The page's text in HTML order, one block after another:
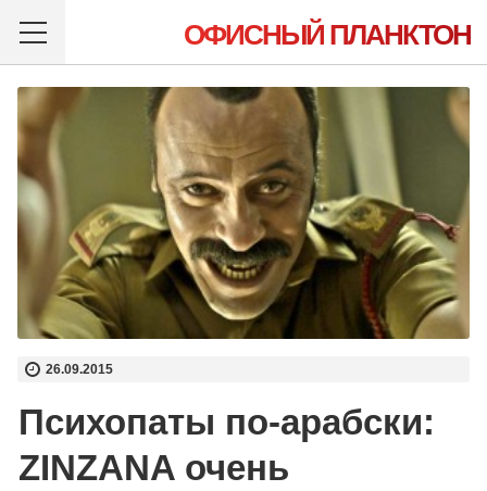
ОФИСНЫЙ ПЛАНКТОН
26.09.2015
Психопаты по-арабски:
ZINZANA очень